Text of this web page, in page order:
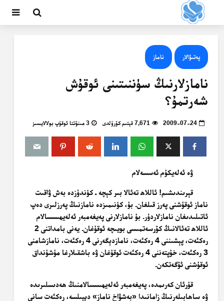
پەتىۋالار ناماز
نامازلارنىڭ سۈننىتىنى ئوقۇش
شەرتمۇ؟
2009-07-24 7,671 قېتىم كۆرۈلدى 3 مىنۇتتا ئوقۇپ بولالايسىز
ۋە ئەلەيكۇم ئەسسەلام
قېرىندىشىم! ئاللاھ تەئالا بىر كېچە ـ كۈندۈزدە بەش ۋاقىت
ناماز ئوقۇشنى پەرز قىلغان. بۇ، كۈنىمىزدە نامازنىڭ پەرزلىرى دەپ
ئاتىلىدىغان نامازلاردۇر. بۇ نامازلارنى پەيغەمبەر ئەلەيھىسسالام
ئاللاھ تەئالانىڭ كۆرسەتمىسى بويىچە ئوقۇغان. يەنى بامداتنى 2
رەكئەت، پېشىننى 4 رەكئەت، نامازدېگەرنى 4 رەكئەت، نامازشامنى
3 رەكئەت، خۇپتەننى 4 رەكئەت ئوقۇغان ۋە باشقىلارغا مۇشۇنداق
ئوقۇشنى ئۆگەتكەن.
قۇرئان كەرىمدە، پەيغەمبەر ئەلەيھىسسالامنىڭ ھەدىسلىرىدە
ۋە ساھابىلەرنىڭ زامانىدا «بەشۋاخ ناماز» دېيىلسە، رەكئەت سانى